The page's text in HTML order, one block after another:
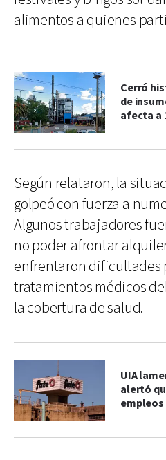
alimentos a quienes
Cerró
de
afecta a
Según relataron, la
golpeó con fuerza a
Algunos trabajadores
no poder afrontar
enfrentaron dificultades
tratamientos médicos
la cobertura de salud.
UIA
alertó
empleos